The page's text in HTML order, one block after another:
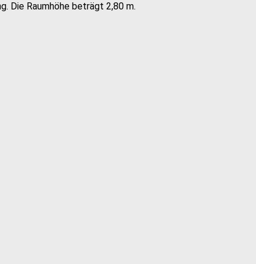
Die Raumhöhe beträgt 2,80 m.